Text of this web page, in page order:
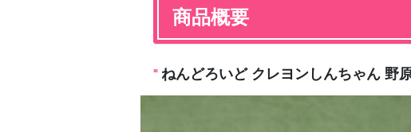
商品概要
ねんどろいど クレヨンしんちゃん 野